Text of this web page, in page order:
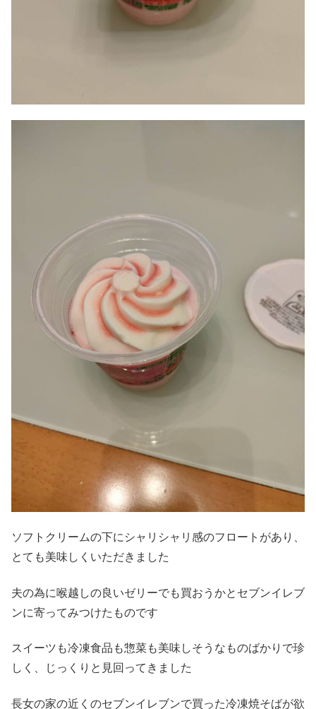
ソフトクリームの下にシャリシャリ感のフロートがあり、
とても美味しくいただきました
夫の為に喉越しの良いゼリーでも買おうかとセブンイレブ
ンに寄ってみつけたものです
スイーツも冷凍食品も惣菜も美味しそうなものばかりで珍
しく、じっくりと見回ってきました
長女の家の近くのセブンイレブンで買った冷凍焼そばが欲